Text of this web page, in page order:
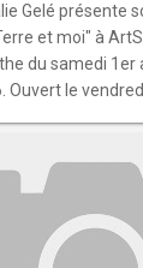
Gelé présente
et moi" à
du samedi
Ouvert le
de 15h à 18h.
libre.